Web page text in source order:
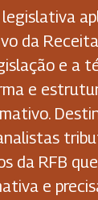
da Receita
e a
e
da RFB
e